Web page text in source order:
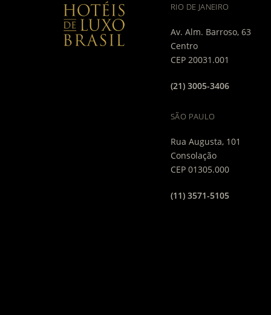
RIO DE JANEIRO
Av. Alm. Barroso, 63
Centro
CEP 20031.001
(21) 3005-3406
SÃO PAULO
Rua Augusta, 101
Consolação
CEP 01305.000
(11) 3571-5105